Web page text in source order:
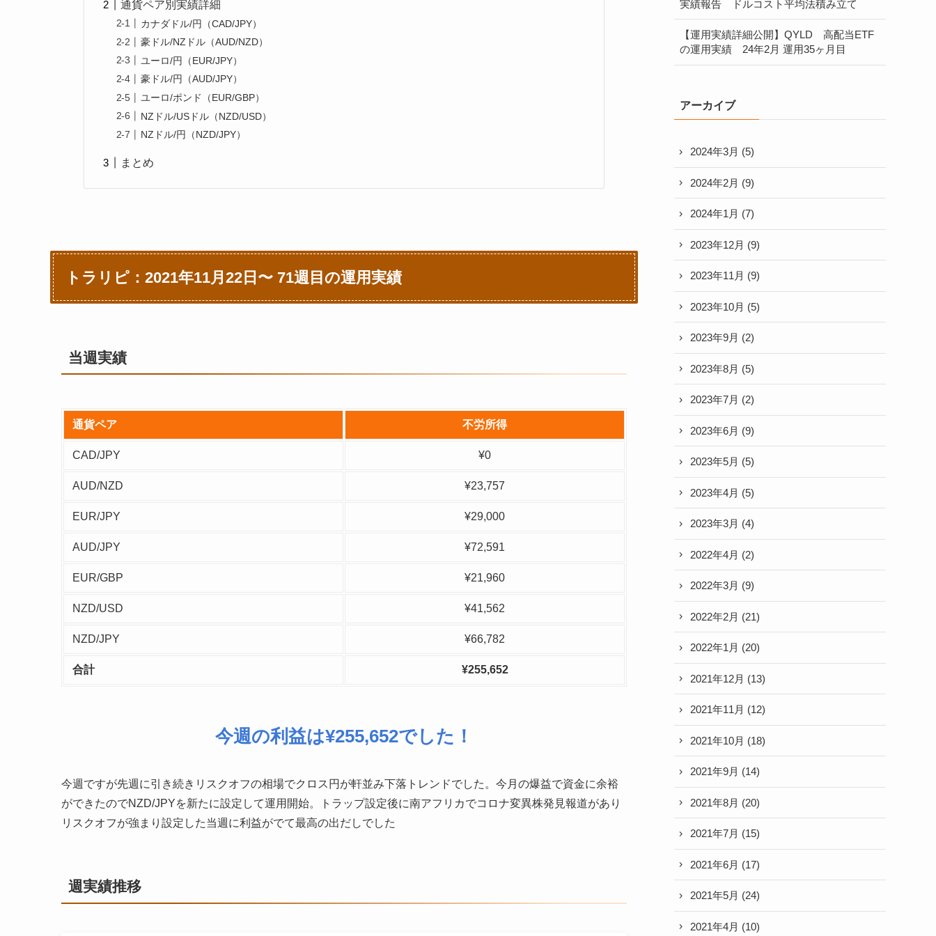
通貨ペア別実績詳細
カナダドル/円（CAD/JPY）
豪ドル/NZドル（AUD/NZD）
ユーロ/円（EUR/JPY）
豪ドル/円（AUD/JPY）
ユーロ/ポンド（EUR/GBP）
NZドル/USドル（NZD/USD）
NZドル/円（NZD/JPY）
まとめ
トラリピ：2021年11月22日〜 71週目の運用実績
当週実績
通貨ペア 不労所得
CAD/JPY ¥0
AUD/NZD ¥23,757
EUR/JPY ¥29,000
AUD/JPY ¥72,591
EUR/GBP ¥21,960
NZD/USD ¥41,562
NZD/JPY ¥66,782
合計 ¥255,652
今週の利益は¥255,652でした！
今週ですが先週に引き続きリスクオフの相場でクロス円が軒並み下落トレンドでした。今月の爆益で資金に余裕
ができたのでNZD/JPYを新たに設定して運用開始。トラップ設定後に南アフリカでコロナ変異株発見報道があり
リスクオフが強まり設定した当週に利益がでて最高の出だしでした
週実績推移
実績報告 ドルコスト平均法積み立て
【運用実績詳細公開】QYLD 高配当ETF
の運用実績 24年2月 運用35ヶ月目
アーカイブ
2024年3月 (5)
2024年2月 (9)
2024年1月 (7)
2023年12月 (9)
2023年11月 (9)
2023年10月 (5)
2023年9月 (2)
2023年8月 (5)
2023年7月 (2)
2023年6月 (9)
2023年5月 (5)
2023年4月 (5)
2023年3月 (4)
2022年4月 (2)
2022年3月 (9)
2022年2月 (21)
2022年1月 (20)
2021年12月 (13)
2021年11月 (12)
2021年10月 (18)
2021年9月 (14)
2021年8月 (20)
2021年7月 (15)
2021年6月 (17)
2021年5月 (24)
2021年4月 (10)